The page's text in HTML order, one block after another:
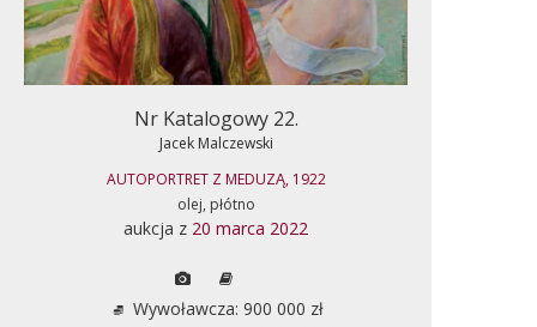
Nr Katalogowy 22.
Jacek Malczewski
AUTOPORTRET Z MEDUZĄ, 1922
olej, płótno
aukcja z 20 marca 2022
Wywoławcza: 900 000 zł